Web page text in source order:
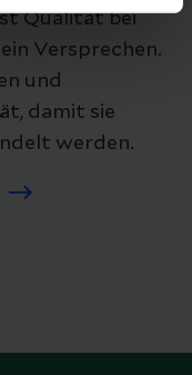
Qualität bei
Versprechen.
und
damit sie
werden.